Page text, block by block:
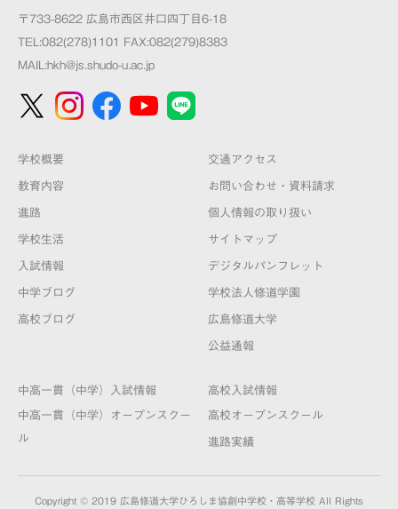
〒733-8622 広島市西区井口四丁目6-18
TEL:082(278)1101 FAX:082(279)8383
MAIL:hkh@js.shudo-u.ac.jp
学校概要
教育内容
進路
学校生活
入試情報
中学ブログ
高校ブログ
交通アクセス
お問い合わせ・資料請求
個人情報の取り扱い
サイトマップ
デジタルパンフレット
学校法人修道学園
広島修道大学
公益通報
中高一貫（中学）入試情報
中高一貫（中学）オープンスクー
ル
高校入試情報
高校オープンスクール
進路実績
Copyright © 2019 広島修道大学ひろしま協創中学校・高等学校 All Rights